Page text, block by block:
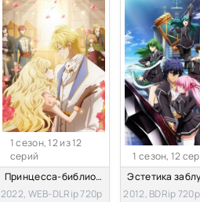
1 сезон, 12 из 12
серий
Принцесса-библиофил
2022, WEB-DLRip 720p
1 сезон, 12
2012, BDRip 720p